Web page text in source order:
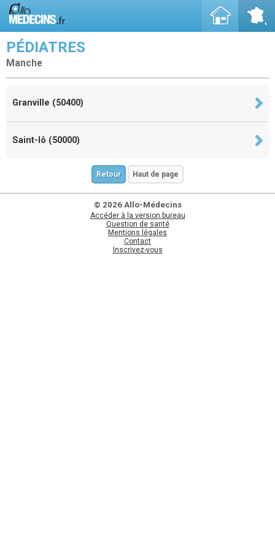
PÉDIATRES
Manche
Granville (50400)
Saint-lô (50000)
Retour Haut de page
© 2026 Allo-Médecins
Accéder à la version bureau
Question de santé
Mentions légales
Contact
Inscrivez-vous